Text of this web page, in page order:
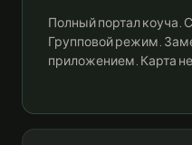
Полный портал коуча.
Групповой режим.
приложением. Карта